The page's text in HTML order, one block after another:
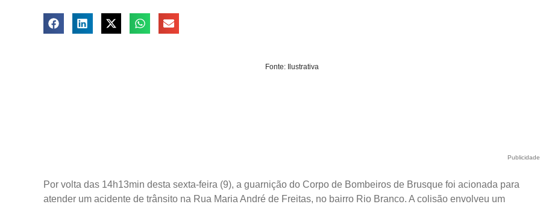
Fonte: Ilustrativa
Publicidade
Por volta das 14h13min desta sexta-feira (9), a guarnição do Corpo de Bombeiros de Brusque foi acionada para
atender um acidente de trânsito na Rua Maria André de Freitas, no bairro Rio Branco. A colisão envolveu um